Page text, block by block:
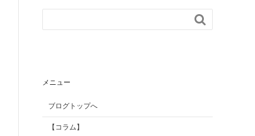
AGILITY Affa(アジリテ
ィ アファ)

メニュー
ブログトップへ
【コラム】